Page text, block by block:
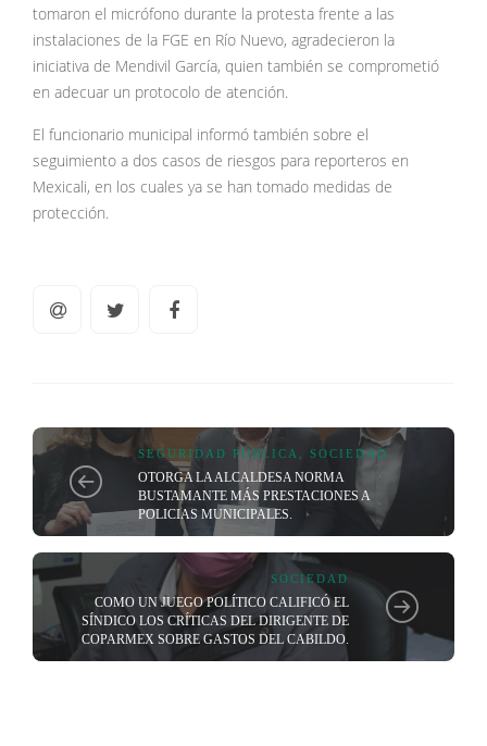
tomaron el micrófono durante la protesta frente a las
instalaciones de la FGE en Río Nuevo, agradecieron la
iniciativa de Mendivil García, quien también se comprometió
en adecuar un protocolo de atención.
El funcionario municipal informó también sobre el
seguimiento a dos casos de riesgos para reporteros en
Mexicali, en los cuales ya se han tomado medidas de
protección.
SEGURIDAD PÚBLICA SOCIEDAD
OTORGA LA ALCALDESA NORMA
BUSTAMANTE MÁS PRESTACIONES A
POLICIAS MUNICIPALES.
SOCIEDAD
COMO UN JUEGO POLÍTICO CALIFICÓ EL
SÍNDICO LOS CRÍTICAS DEL DIRIGENTE DE
COPARMEX SOBRE GASTOS DEL CABILDO.